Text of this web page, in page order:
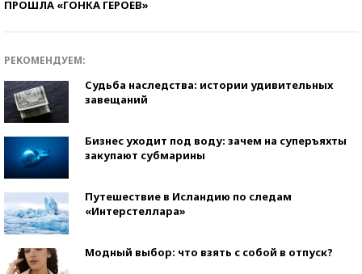
ПРОШЛА «ГОНКА ГЕРОЕВ»
РЕКОМЕНДУЕМ:
Судьба наследства: истории удивительных
завещаний
Бизнес уходит под воду: зачем на суперъяхты
закупают субмарины
Путешествие в Исландию по следам
«Интерстеллара»
Модный выбор: что взять с собой в отпуск?